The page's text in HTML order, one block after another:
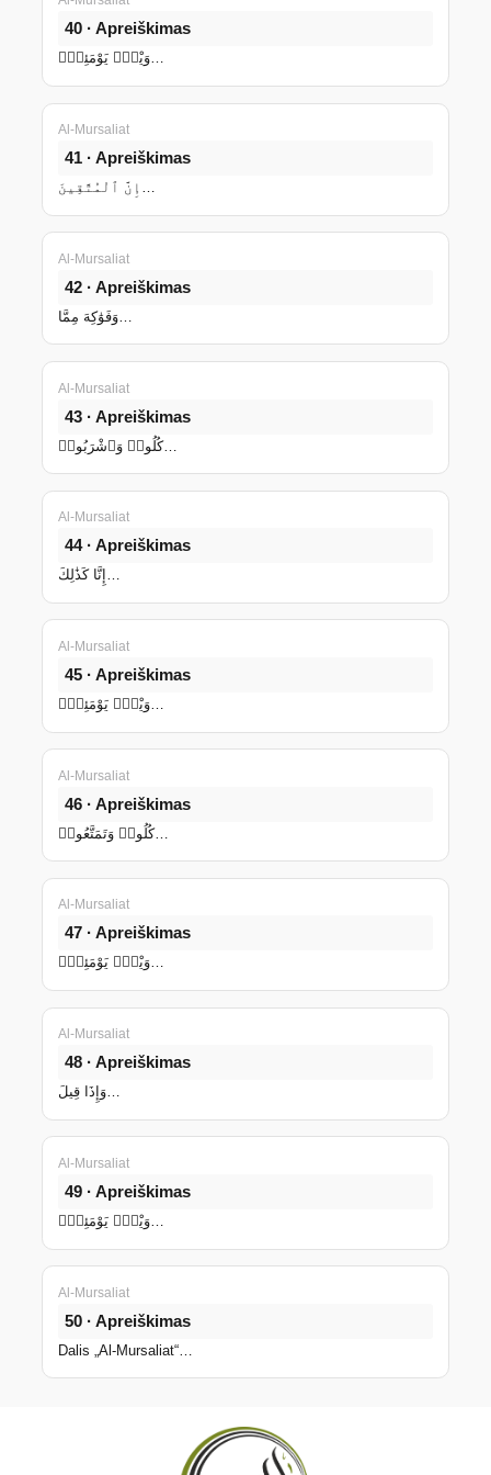
40 · Apreiškimas
وَيْلٌۭ يَوْمَئِذٍۢ…
Al-Mursaliat
41 · Apreiškimas
إِنَّ ٱلْمُتَّقِينَ…
Al-Mursaliat
42 · Apreiškimas
Al-Mursaliat
43 · Apreiškimas
كُلُوا۟ وَٱشْرَبُوا۟…
Al-Mursaliat
44 · Apreiškimas
إِنَّا كَذَٰلِكَ…
Al-Mursaliat
45 · Apreiškimas
وَيْلٌۭ يَوْمَئِذٍۢ…
Al-Mursaliat
46 · Apreiškimas
كُلُوا۟ وَتَمَتَّعُوا۟…
Al-Mursaliat
47 · Apreiškimas
وَيْلٌۭ يَوْمَئِذٍۢ…
Al-Mursaliat
48 · Apreiškimas
وَإِذَا قِيلَ…
Al-Mursaliat
49 · Apreiškimas
Al-Mursaliat
50 · Apreiškimas
Dalis „Al-Mursaliat“…